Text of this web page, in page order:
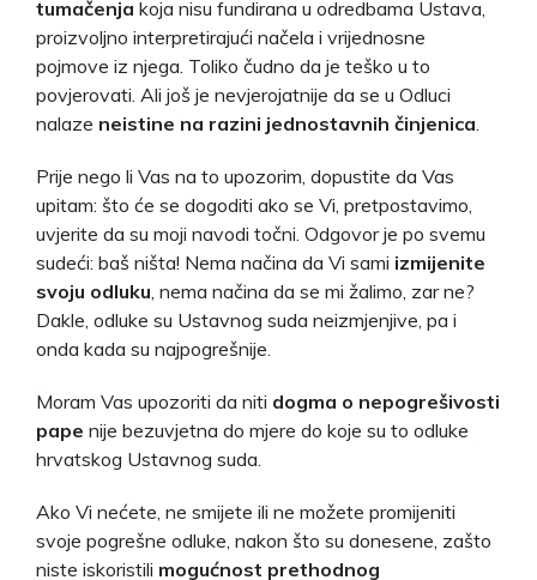
tumačenja koja nisu fundirana u odredbama Ustava,
proizvoljno interpretirajući načela i vrijednosne
pojmove iz njega. Toliko čudno da je teško u to
povjerovati. Ali još je nevjerojatnije da se u Odluci
nalaze neistine na razini jednostavnih činjenica
Prije nego li Vas na to upozorim, dopustite da Vas
upitam: što će se dogoditi ako se Vi, pretpostavimo,
uvjerite da su moji navodi točni. Odgovor je po svemu
sudeći: baš ništa! Nema načina da Vi sami izmijenite
svoju odluku , nema načina da se mi žalimo, zar ne?
Dakle, odluke su Ustavnog suda neizmjenjive, pa i
onda kada su najpogrešnije.
Moram Vas upozoriti da niti dogma o nepogrešivosti
pape nije bezuvjetna do mjere do koje su to odluke
hrvatskog Ustavnog suda.
Ako Vi nećete, ne smijete ili ne možete promijeniti
svoje pogrešne odluke, nakon što su donesene, zašto
niste iskoristili mogućnost prethodnog